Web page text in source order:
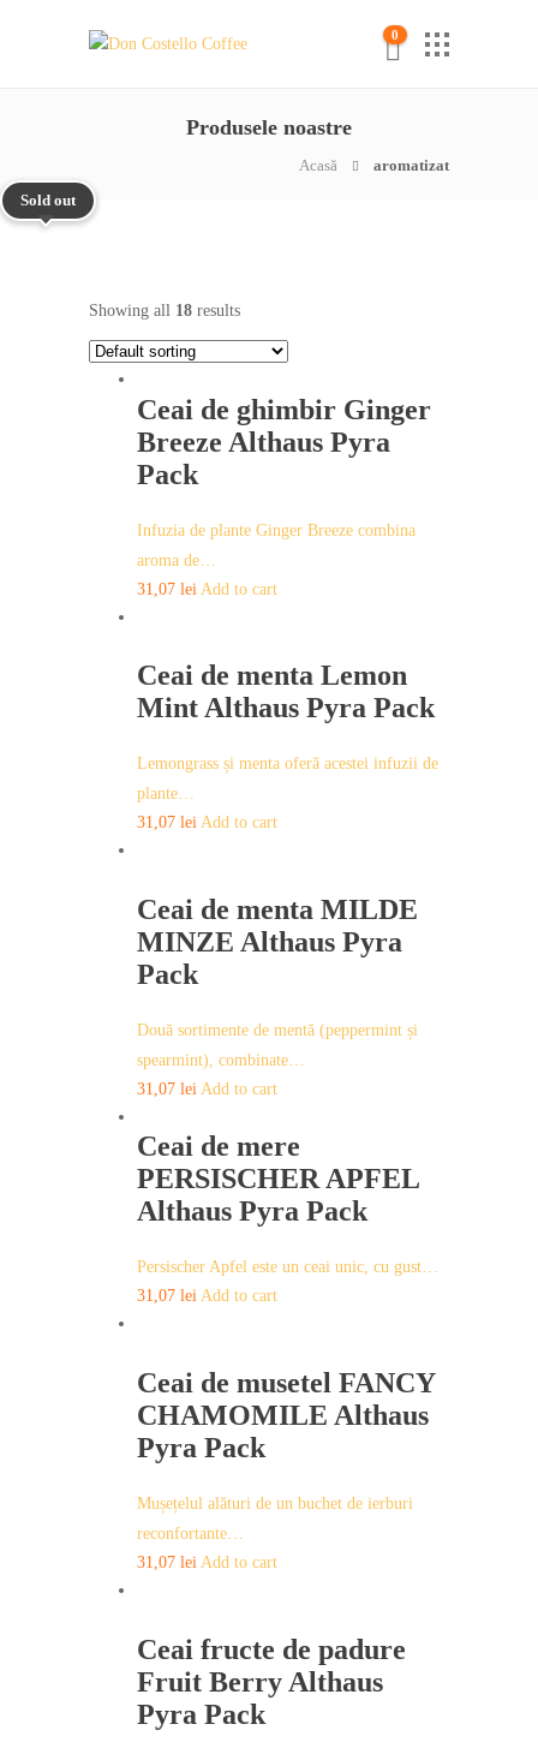
0
Produsele noastre
Acasă aromatizat
Showing all 18 results
Ceai de ghimbir Ginger
Breeze Althaus Pyra
Pack
Infuzia de plante Ginger Breeze combina
aroma de…
31,07 lei Add to cart
Ceai de menta Lemon
Mint Althaus Pyra Pack
Lemongrass și menta oferă acestei infuzii de
plante…
31,07 lei Add to cart
Ceai de menta MILDE
MINZE Althaus Pyra
Pack
Două sortimente de mentă (peppermint și
spearmint), combinate…
31,07 lei Add to cart
Ceai de mere
PERSISCHER APFEL
Althaus Pyra Pack
Persischer Apfel este un ceai unic, cu gust…
31,07 lei Add to cart
Ceai de musetel FANCY
CHAMOMILE Althaus
Pyra Pack
Mușețelul alături de un buchet de ierburi
reconfortante…
31,07 lei Add to cart
Ceai fructe de padure
Fruit Berry Althaus
Pyra Pack
Sold out